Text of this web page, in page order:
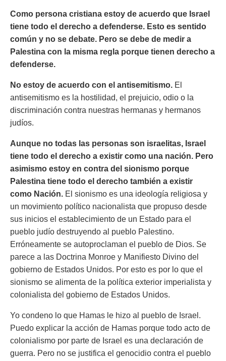
Como persona cristiana estoy de acuerdo que Israel
tiene todo el derecho a defenderse. Esto es sentido
común y no se debate. Pero se debe de medir a
Palestina con la misma regla porque tienen derecho a
defenderse.
No estoy de acuerdo con el antisemitismo. El
antisemitismo es la hostilidad, el prejuicio, odio o la
discriminación contra nuestras hermanas y hermanos
judíos.
Aunque no todas las personas son israelitas, Israel
tiene todo el derecho a existir como una nación. Pero
asimismo estoy en contra del sionismo porque
Palestina tiene todo el derecho también a existir
como Nación. El sionismo es una ideología religiosa y
un movimiento político nacionalista que propuso desde
sus inicios el establecimiento de un Estado para el
pueblo judío destruyendo al pueblo Palestino.
Erróneamente se autoproclaman el pueblo de Dios. Se
parece a las Doctrina Monroe y Manifiesto Divino del
gobierno de Estados Unidos. Por esto es por lo que el
sionismo se alimenta de la política exterior imperialista y
colonialista del gobierno de Estados Unidos.
Yo condeno lo que Hamas le hizo al pueblo de Israel.
Puedo explicar la acción de Hamas porque todo acto de
colonialismo por parte de Israel es una declaración de
guerra. Pero no se justifica el genocidio contra el pueblo